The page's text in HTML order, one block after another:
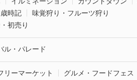
時記
味覚狩り・フルーツ狩り
初売り
ル・パレード
リーマーケット
グルメ・フードフェス